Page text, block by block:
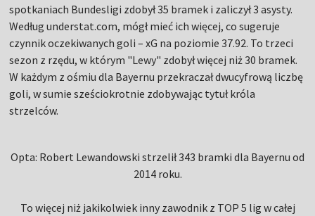
spotkaniach Bundesligi zdobył 35 bramek i zaliczył 3 asysty.
Według understat.com, mógł mieć ich więcej, co sugeruje
czynnik oczekiwanych goli – xG na poziomie 37.92. To trzeci
sezon z rzędu, w którym "Lewy" zdobył więcej niż 30 bramek.
W każdym z ośmiu dla Bayernu przekraczał dwucyfrową liczbę
goli, w sumie sześciokrotnie zdobywając tytuł króla
strzelców.
Opta: Robert Lewandowski strzelił 343 bramki dla Bayernu od
2014 roku.
To więcej niż jakikolwiek inny zawodnik z TOP 5 lig w całej